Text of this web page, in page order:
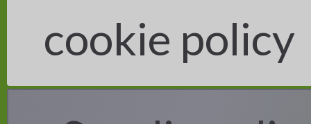
Il programma LIFE
Partner
cookie policy